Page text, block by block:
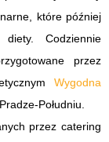
które później
Codziennie
przez
Wygodna
Południu.
przez catering